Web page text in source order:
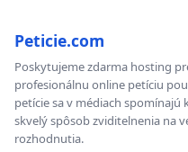
Peticie.com
Poskytujeme zdarma hosting
profesionálnu online petíciu
petície sa v médiach
skvelý spôsob zviditelnenia na
rozhodnutia.